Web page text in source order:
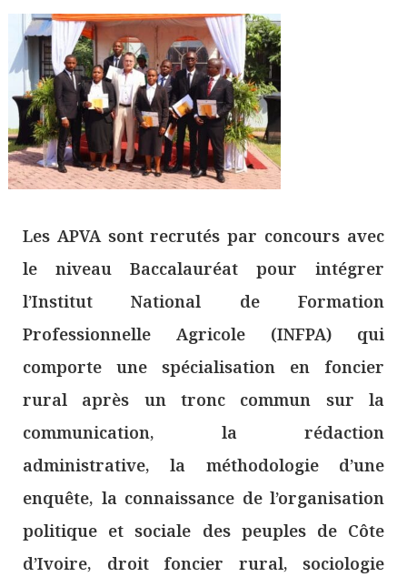
Les APVA sont recrutés par concours avec
le niveau Baccalauréat pour intégrer
l’Institut National de Formation
Professionnelle Agricole (INFPA) qui
comporte une spécialisation en foncier
rural après un tronc commun sur la
communication, la rédaction
administrative, la méthodologie d’une
enquête, la connaissance de l’organisation
politique et sociale des peuples de Côte
d’Ivoire, droit foncier rural, sociologie